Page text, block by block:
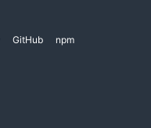
GitHub npm